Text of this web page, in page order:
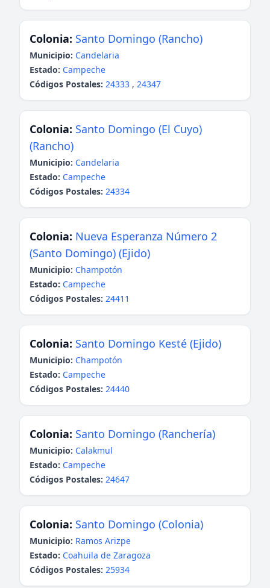
Colonia: Santo Domingo (Rancho)
Municipio: Candelaria
Estado: Campeche
Códigos Postales: 24333 , 24347
Colonia: Santo Domingo (El Cuyo)
(Rancho)
Municipio: Candelaria
Estado: Campeche
Códigos Postales: 24334
Colonia: Nueva Esperanza Número 2
(Santo Domingo) (Ejido)
Municipio: Champotón
Estado: Campeche
Códigos Postales: 24411
Colonia: Santo Domingo Kesté (Ejido)
Municipio: Champotón
Estado: Campeche
Códigos Postales: 24440
Colonia: Santo Domingo (Ranchería)
Municipio: Calakmul
Estado: Campeche
Códigos Postales: 24647
Colonia: Santo Domingo (Colonia)
Municipio: Ramos Arizpe
Estado: Coahuila de Zaragoza
Códigos Postales: 25934